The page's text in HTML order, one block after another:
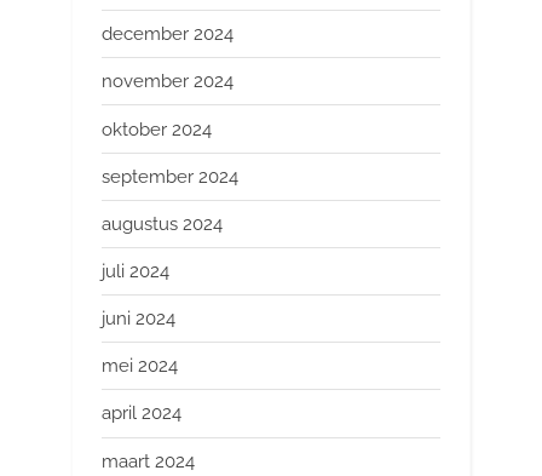
december 2024
november 2024
oktober 2024
september 2024
augustus 2024
juli 2024
juni 2024
mei 2024
april 2024
maart 2024